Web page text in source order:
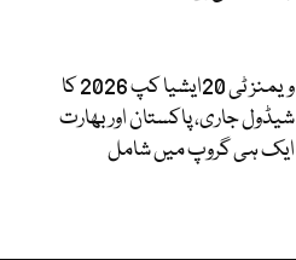
ویمنز ٹی 20ایشیا کپ 2026 کا
شیڈول جاری، پاکستان اور بھارت
ایک ہی گروپ میں شامل